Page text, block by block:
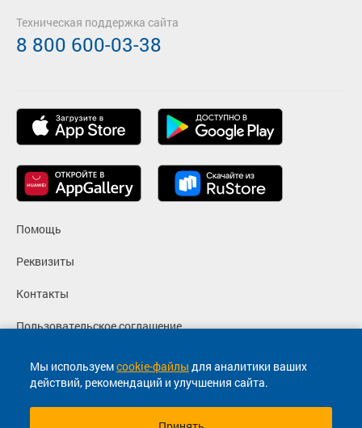
Мы используемcookie-файлы для аналитики ваших
действий, рекомендаций и улучшения сайта.
Помощь
Реквизиты
Контакты
Пользовательское соглашение
Политика конфиденциальности
Согласие на маркетинговые сообщения
Техническая поддержка сайта
8 800 600-03-38